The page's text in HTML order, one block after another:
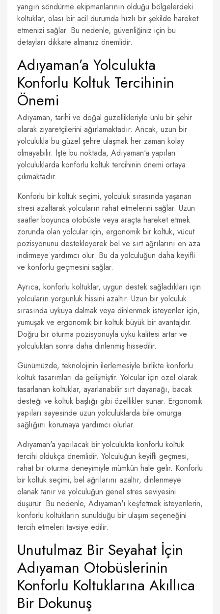
yangın söndürme ekipmanlarının olduğu bölgelerdeki
koltuklar, olası bir acil durumda hızlı bir şekilde hareket
etmenizi sağlar. Bu nedenle, güvenliğiniz için bu
detayları dikkate almanız önemlidir.
Adıyaman’a Yolculukta
Konforlu Koltuk Tercihinin
Önemi
Adıyaman, tarihi ve doğal güzellikleriyle ünlü bir şehir
olarak ziyaretçilerini ağırlamaktadır. Ancak, uzun bir
yolculukla bu güzel şehre ulaşmak her zaman kolay
olmayabilir. İşte bu noktada, Adıyaman'a yapılan
yolculuklarda konforlu koltuk tercihinin önemi ortaya
çıkmaktadır.
Konforlu bir koltuk seçimi, yolculuk sırasında yaşanan
stresi azaltarak yolcuların rahat etmelerini sağlar. Uzun
saatler boyunca otobüste veya araçta hareket etmek
zorunda olan yolcular için, ergonomik bir koltuk, vücut
pozisyonunu destekleyerek bel ve sırt ağrılarını en aza
indirmeye yardımcı olur. Bu da yolculuğun daha keyifli
ve konforlu geçmesini sağlar.
Ayrıca, konforlu koltuklar, uygun destek sağladıkları için
yolcuların yorgunluk hissini azaltır. Uzun bir yolculuk
sırasında uykuya dalmak veya dinlenmek isteyenler için,
yumuşak ve ergonomik bir koltuk büyük bir avantajdır.
Doğru bir oturma pozisyonuyla uyku kalitesi artar ve
yolculuktan sonra daha dinlenmiş hissedilir.
Günümüzde, teknolojinin ilerlemesiyle birlikte konforlu
koltuk tasarımları da gelişmiştir. Yolcular için özel olarak
tasarlanan koltuklar, ayarlanabilir sırt dayanağı, bacak
desteği ve koltuk başlığı gibi özellikler sunar. Ergonomik
yapıları sayesinde uzun yolculuklarda bile omurga
sağlığını korumaya yardımcı olurlar.
Adıyaman'a yapılacak bir yolculukta konforlu koltuk
tercihi oldukça önemlidir. Yolculuğun keyifli geçmesi,
rahat bir oturma deneyimiyle mümkün hale gelir. Konforlu
bir koltuk seçimi, bel ağrılarını azaltır, dinlenmeye
olanak tanır ve yolculuğun genel stres seviyesini
düşürür. Bu nedenle, Adıyaman'ı keşfetmek isteyenlerin,
konforlu koltukların sunulduğu bir ulaşım seçeneğini
tercih etmeleri tavsiye edilir.
Unutulmaz Bir Seyahat İçin
Adıyaman Otobüslerinin
Konforlu Koltuklarına Akıllıca
Bir Dokunuş